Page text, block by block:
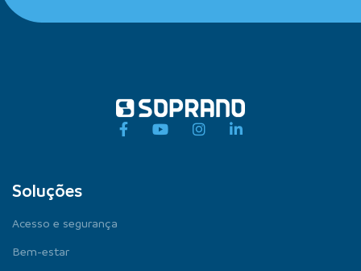
Soluções
Acesso e segurança
Bem-estar